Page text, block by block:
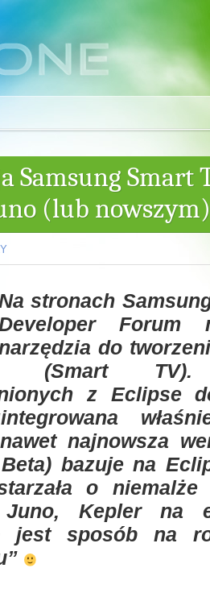
Samsung Smart
(lub nowszym)
stronach
Forum
do
(Smart
z Eclipse
najnowsza
bazuje na
o niemalże
Juno, Kepler na
jest sposób na